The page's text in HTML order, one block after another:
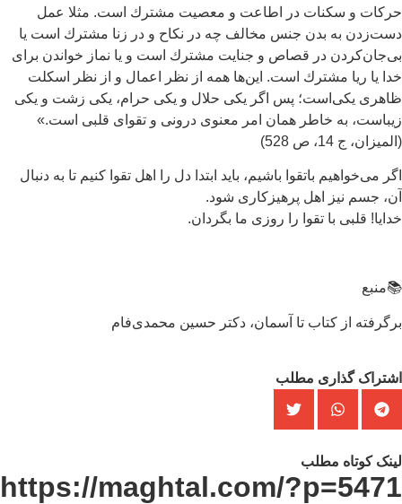
و سكنات در اطاعت و معصيت مشترك است. مثلا عمل
به بدن جنس مخالف چه در نكاح و در زنا مشترك است يا
در قصاص و جنايت مشترك است و يا نماز خواندن برای
يا ريا مشترك است. اين‌ها همه از نظر اعمال و از نظر اسكلت
يكی‌است؛ پس اگر يكی حلال و يكی حرام، يكی زشت و يكی
به خاطر همان امر معنوی درونی و تقوای قلبی است.»
ج 14، ص 528)
می‌خواهيم باتقوا باشيم، بايد ابتدا دل‌ را اهل تقوا كنيم تا به دنبال
جسم نيز اهل پرهيزكاری شود.
قلبی با تقوا را روزی ما بگردان.
از کتاب تا آسمان، دکتر حسین محمدی‌فام
گذاری مطلب
کوتاه مطلب
https://maghtal.com/